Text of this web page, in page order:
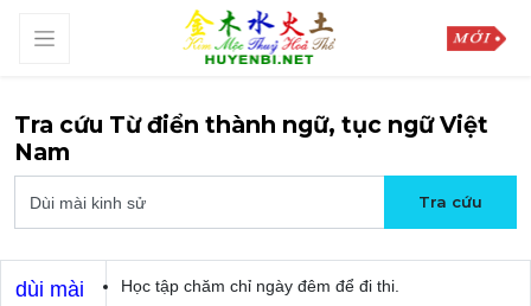
Tra cứu Từ điển thành ngữ, tục ngữ Việt
Nam
dùi mài
Học tập chăm chỉ ngày đêm để đi thi.